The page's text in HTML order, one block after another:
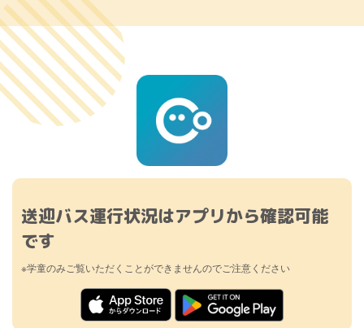
送迎バス運行状況はアプリから確認可能
です
※学童のみご覧いただくことができませんのでご注意ください